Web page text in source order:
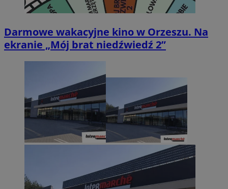
Darmowe wakacyjne kino w Orzeszu. Na
ekranie „Mój brat niedźwiedź 2”